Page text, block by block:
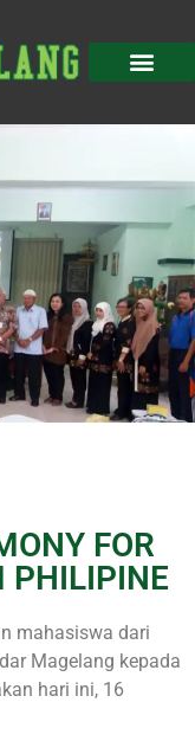
FOR
PHILIPINE
mahasiswa dari
Magelang kepada
hari ini, 16